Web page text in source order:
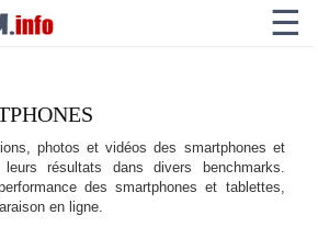
☰
photos et vidéos des smartphones et
leurs résultats dans divers benchmarks.
des smartphones et tablettes,
en ligne.